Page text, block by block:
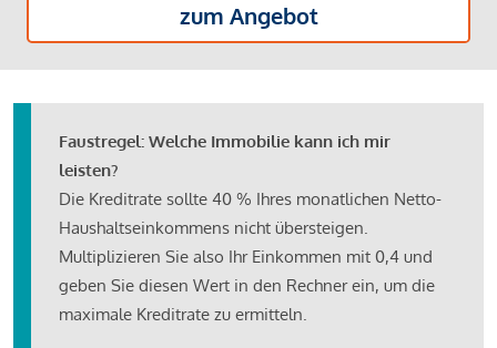
zum Angebot
Faustregel: Welche Immobilie kann ich mir
leisten?
Die Kreditrate sollte 40 % Ihres monatlichen Netto-
Haushaltseinkommens nicht übersteigen.
Multiplizieren Sie also Ihr Einkommen mit 0,4 und
geben Sie diesen Wert in den Rechner ein, um die
maximale Kreditrate zu ermitteln.